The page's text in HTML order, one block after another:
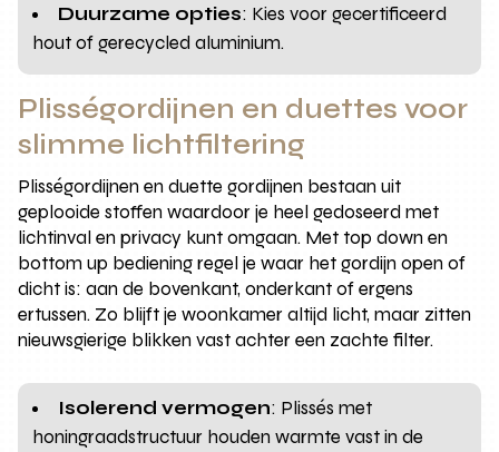
Duurzame opties: Kies voor gecertificeerd
hout of gerecycled aluminium.
Plisségordijnen en duettes voor
slimme lichtfiltering
Plisségordijnen en duette gordijnen bestaan uit
geplooide stoffen waardoor je heel gedoseerd met
lichtinval en privacy kunt omgaan. Met top down en
bottom up bediening regel je waar het gordijn open of
dicht is: aan de bovenkant, onderkant of ergens
ertussen. Zo blijft je woonkamer altijd licht, maar zitten
nieuwsgierige blikken vast achter een zachte filter.
Isolerend vermogen: Plissés met
honingraadstructuur houden warmte vast in de